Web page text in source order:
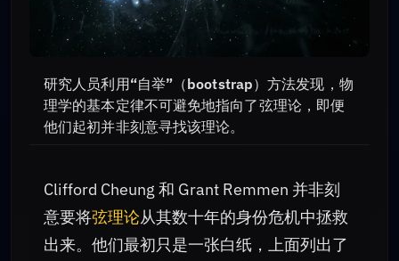
研究人员利用“自举”（bootstrap）方法发现，物
理学的基本定律不可避免地指向了弦理论，即便
他们起初并非刻意寻找该理论。
Clifford Cheung 和 Grant Remmen 并非刻
意要将弦理论从其数十年的身份危机中拯救
出来。他们最初只是一张白纸，上面列出了